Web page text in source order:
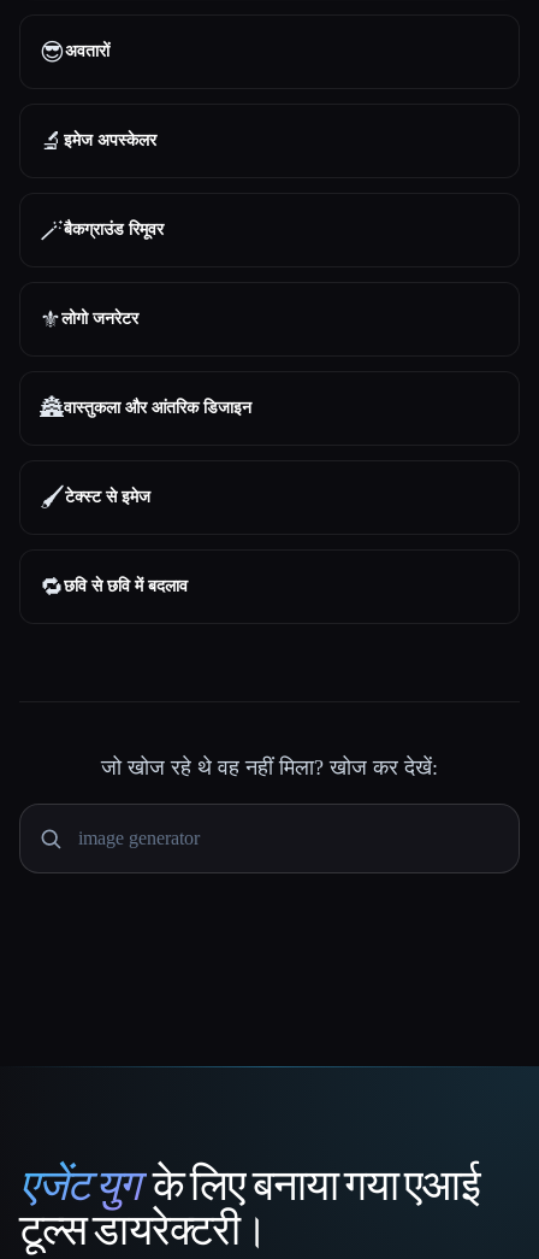
😎अवतारों
🔬 इमेज अपस्केलर
🪄बैकग्राउंड रिमूवर
⚜️लोगो जनरेटर
🏯वास्तुकला और आंतरिक डिजाइन
🖌️टेक्स्ट से इमेज
🔁छवि से छवि में बदलाव
जो खोज रहे थे वह नहीं मिला? खोज कर देखें:
That AI Collection
एजेंट युगके लिए बनाया गया एआई
टूल्स डायरेक्टरी।